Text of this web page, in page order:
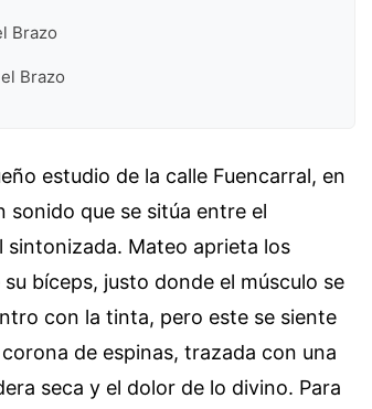
Brazo
Brazo
estudio de la calle Fuencarral, en
sonido que se sitúa entre el
sintonizada. Mateo aprieta los
bíceps, justo donde el músculo se
con la tinta, pero este se siente
de espinas, trazada con una
seca y el dolor de lo divino. Para